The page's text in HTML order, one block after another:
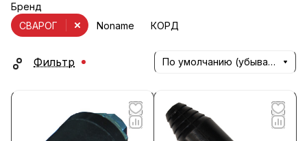
Бренд
Noname
КОРД
СВАРОГ
Фильтр По умолчанию (убывание)